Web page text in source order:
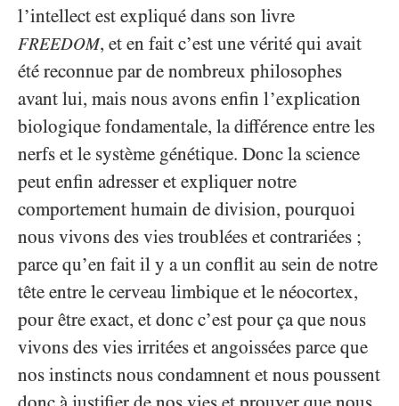
l’intellect est expliqué dans son livre
FREEDOM, et en fait c’est une vérité qui avait
été reconnue par de nombreux philosophes
avant lui, mais nous avons enfin l’explication
biologique fondamentale, la différence entre les
nerfs et le système génétique. Donc la science
peut enfin adresser et expliquer notre
comportement humain de division, pourquoi
nous vivons des vies troublées et contrariées ;
parce qu’en fait il y a un conflit au sein de notre
tête entre le cerveau limbique et le néocortex,
pour être exact, et donc c’est pour ça que nous
vivons des vies irritées et angoissées parce que
nos instincts nous condamnent et nous poussent